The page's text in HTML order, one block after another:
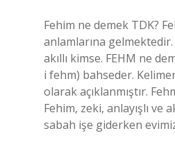
Fehim ne demek TDK?
anlamlarına gelmektedir.
akıllı kimse. FEHM ne
i fehm) bahseder.
olarak açıklanmıştır.
Fehim, zeki, anlayışlı ve
sabah işe giderken